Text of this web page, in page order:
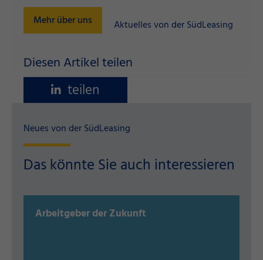
Mehr über uns Aktuelles von der SüdLeasing
Diesen Artikel teilen
teilen
Neues von der SüdLeasing
Das könnte Sie auch interessieren
Arbeitgeber der Zukunft